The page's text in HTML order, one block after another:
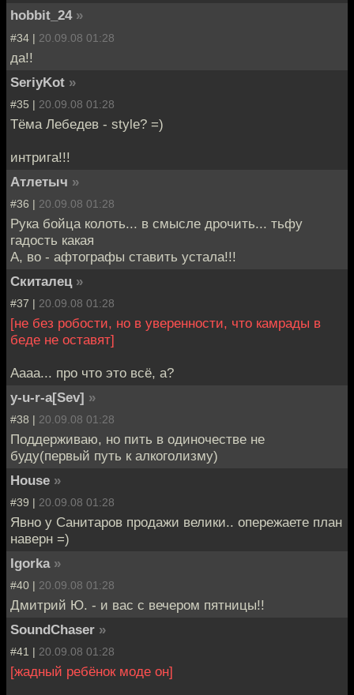
hobbit_24 »
#34 | 20.09.08 01:28
да!!
SeriyKot »
#35 | 20.09.08 01:28
Тёма Лебедев - style? =)
интрига!!!
Атлетыч »
#36 | 20.09.08 01:28
Рука бойца колоть... в смысле дрочить... тьфу
гадость какая
А, во - афтографы ставить устала!!!
Скиталец »
#37 | 20.09.08 01:28
[не без робости, но в уверенности, что камрады в
беде не оставят]
Аааа... про что это всё, а?
y-u-r-a[Sev] »
#38 | 20.09.08 01:28
Поддерживаю, но пить в одиночестве не
буду(первый путь к алкоголизму)
House »
#39 | 20.09.08 01:28
Явно у Санитаров продажи велики.. опережаете план
наверн =)
Igorka »
#40 | 20.09.08 01:28
Дмитрий Ю. - и вас с вечером пятницы!!
SoundChaser »
#41 | 20.09.08 01:28
[жадный ребёнок моде он]